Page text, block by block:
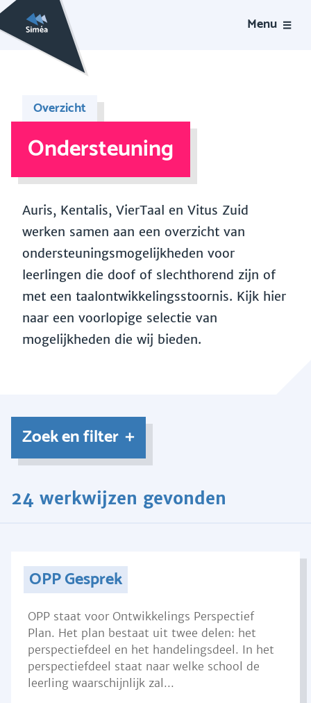
Menu
Overzicht
Ondersteuning
Auris, Kentalis, VierTaal en Vitus Zuid
werken samen aan een overzicht van
ondersteuningsmogelijkheden voor
leerlingen die doof of slechthorend zijn of
met een taalontwikkelingsstoornis. Kijk hier
naar een voorlopige selectie van
mogelijkheden die wij bieden.
Zoek en filter
24 werkwijzen gevonden
OPP Gesprek
OPP staat voor Ontwikkelings Perspectief
Plan. Het plan bestaat uit twee delen: het
perspectiefdeel en het handelingsdeel. In het
perspectiefdeel staat naar welke school de
leerling waarschijnlijk zal...